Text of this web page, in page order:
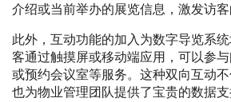
介绍或当前举办的展览信息，激发访客
此外，互动功能的加入为数字导览系
客通过触摸屏或移动端应用，可以参
或预约会议室等服务。这种双向互动不
也为物业管理团队提供了宝贵的数据